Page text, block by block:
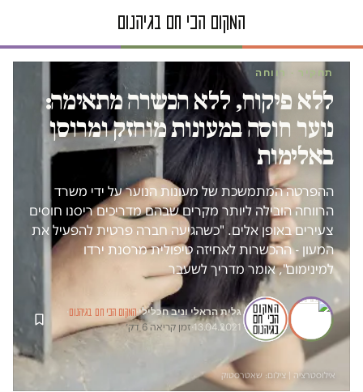
תחקיר · רווחה
ללא פיקוח, ללא הכשרה מתאימה:
נוער חוסה במעונות מוחזק ומרוסן
באלימות
ההפרטה המתמשכת של מעונות הנוער על ידי משרד
הרווחה הובילה ליותר מקרים שבהם מדריכים ריסנו חוסים
צעירים באופן אלים. "כשהגיעה חברה פרטית להפעיל את
המעון - ההכשרות לאחיזה טיפולית מרסנת ירדו
למינימום", אומר מדריך לשעבר
גלית הראליוניב חכלילי·המקום הכי חם בגיהנום·
13.04.2021
·זמן קריאה 6 דק׳
אילוסטרציה | צילום: שאטרסטוק